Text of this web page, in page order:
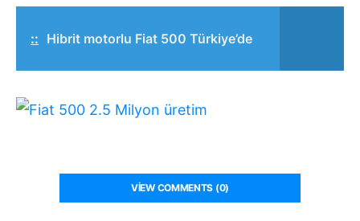
:: Hibrit motorlu Fiat 500 Türkiye’de
VIEW COMMENTS (0)